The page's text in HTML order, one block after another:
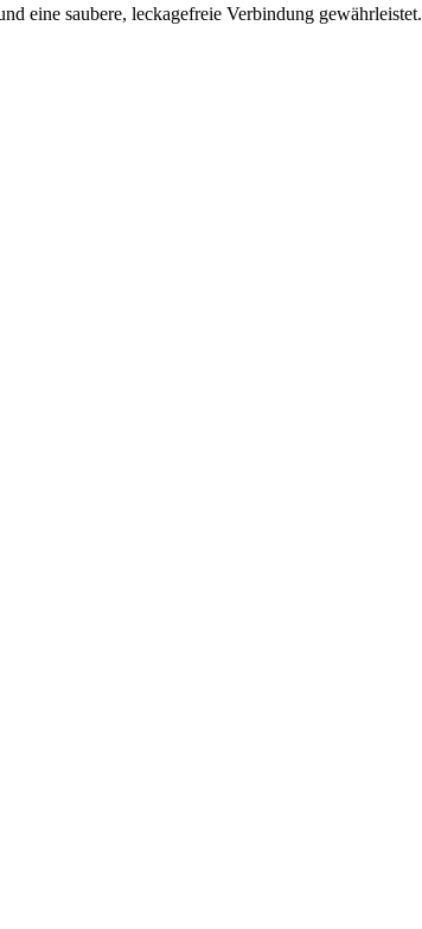
eine saubere, leckagefreie Verbindung gewährleistet.